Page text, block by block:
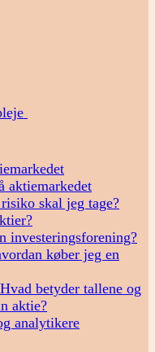
aktiemarkedet
skal jeg tage?
investeringsforening?
køber jeg en
betyder tallene og
aktie?
analytikere